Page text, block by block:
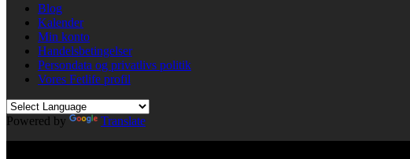
Blog
Kalender
Min konto
Handelsbetingelser
Persondata og privatlivs politik
Vores Fetlife profil
Powered by
Translate